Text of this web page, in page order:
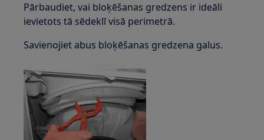
Pārbaudiet, vai bloķēšanas gredzens ir ideāli
ievietots tā sēdeklī visā perimetrā.
Savienojiet abus bloķēšanas gredzena galus.